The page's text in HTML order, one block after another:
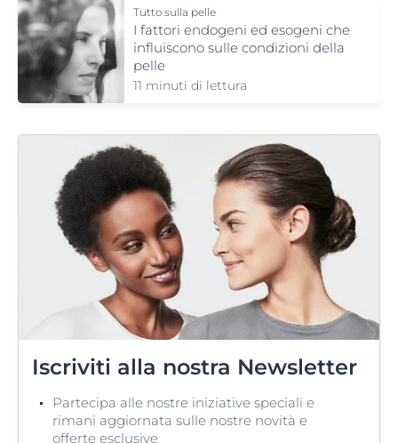
* In confronto all'Acido Ialuronico ad elevata
concentrazione molecolare usato anch'esso nella
formula.
Tutto sulla pelle
I fattori endogeni ed esogeni che
influiscono sulle condizioni della
pelle
11 minuti di lettura
Iscriviti alla nostra Newsletter
Partecipa alle nostre iniziative speciali e
rimani aggiornata sulle nostre novità e
offerte esclusive